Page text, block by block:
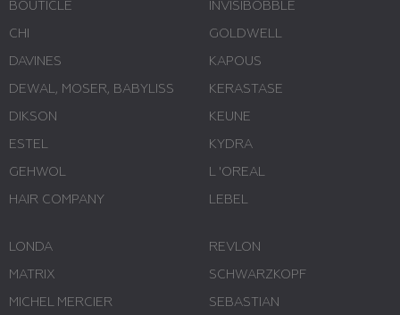
BOUTICLE
CHI
DAVINES
DEWAL, MOSER, BABYLISS
DIKSON
ESTEL
GEHWOL
HAIR COMPANY
INVISIBOBBLE
GOLDWELL
KAPOUS
KERASTASE
KEUNE
KYDRA
L 'ОREAL
LEBEL
LONDA
MATRIX
MICHEL MERCIER
REVLON
SCHWARZKOPF
SEBASTIAN